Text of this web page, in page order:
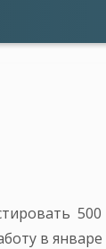
в январе